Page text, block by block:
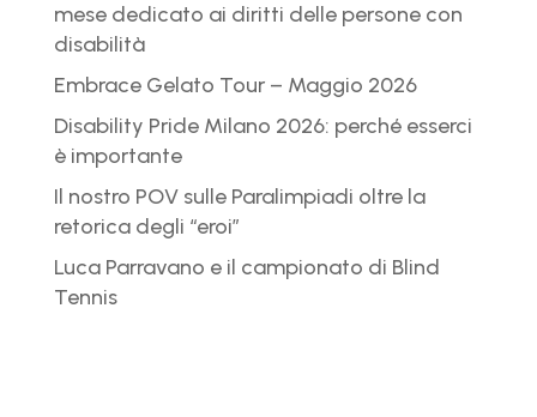
mese dedicato ai diritti delle persone con
disabilità
Embrace Gelato Tour – Maggio 2026
Disability Pride Milano 2026: perché esserci
è importante
Il nostro POV sulle Paralimpiadi oltre la
retorica degli “eroi”
Luca Parravano e il campionato di Blind
Tennis